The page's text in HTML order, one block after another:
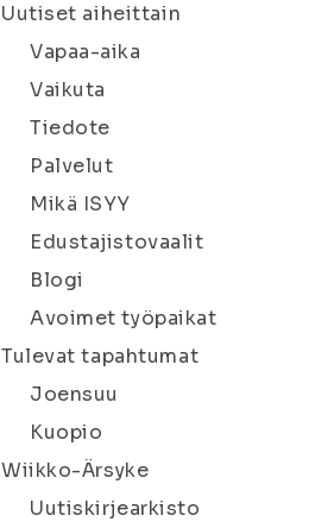
Uutiset aiheittain
Vapaa-aika
Vaikuta
Tiedote
Palvelut
Mikä ISYY
Edustajistovaalit
Blogi
Avoimet työpaikat
Tulevat tapahtumat
Joensuu
Kuopio
Wiikko-Ärsyke
Uutiskirjearkisto